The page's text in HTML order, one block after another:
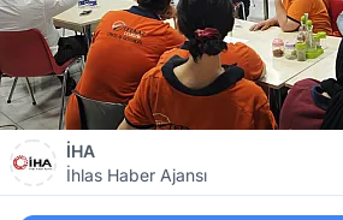
İHA
İhlas Haber Ajansı